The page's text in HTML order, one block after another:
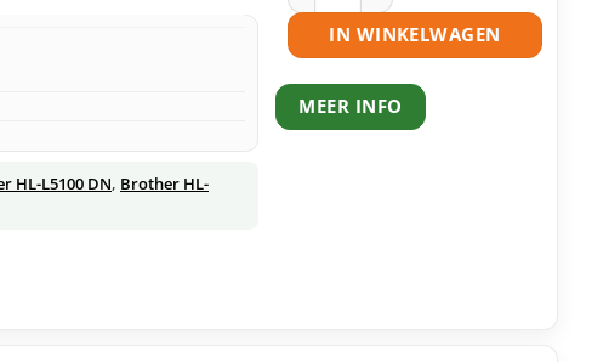
HL-L5100 DN, Brother HL-
IN WINKELWAGEN
MEER INFO